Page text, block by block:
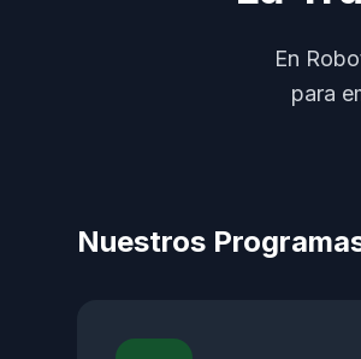
En
para
Nuestros